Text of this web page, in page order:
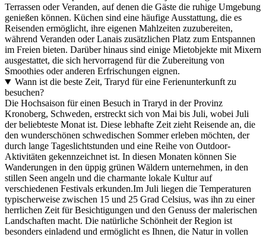
Terrassen oder Veranden, auf denen die Gäste die ruhige Umgebung
genießen können. Küchen sind eine häufige Ausstattung, die es
Reisenden ermöglicht, ihre eigenen Mahlzeiten zuzubereiten,
während Veranden oder Lanais zusätzlichen Platz zum Entspannen
im Freien bieten. Darüber hinaus sind einige Mietobjekte mit Mixern
ausgestattet, die sich hervorragend für die Zubereitung von
Smoothies oder anderen Erfrischungen eignen.
Wann ist die beste Zeit, Traryd für eine Ferienunterkunft zu
besuchen?
Die Hochsaison für einen Besuch in Traryd in der Provinz
Kronoberg, Schweden, erstreckt sich von Mai bis Juli, wobei Juli
der beliebteste Monat ist. Diese lebhafte Zeit zieht Reisende an, die
den wunderschönen schwedischen Sommer erleben möchten, der
durch lange Tageslichtstunden und eine Reihe von Outdoor-
Aktivitäten gekennzeichnet ist. In diesen Monaten können Sie
Wanderungen in den üppig grünen Wäldern unternehmen, in den
stillen Seen angeln und die charmante lokale Kultur auf
verschiedenen Festivals erkunden.Im Juli liegen die Temperaturen
typischerweise zwischen 15 und 25 Grad Celsius, was ihn zu einer
herrlichen Zeit für Besichtigungen und den Genuss der malerischen
Landschaften macht. Die natürliche Schönheit der Region ist
besonders einladend und ermöglicht es Ihnen, die Natur in vollen